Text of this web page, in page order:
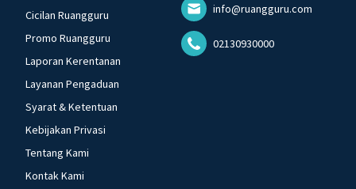
Cicilan Ruangguru
Promo Ruangguru
Laporan Kerentanan
Layanan Pengaduan
Syarat & Ketentuan
Kebijakan Privasi
Tentang Kami
Kontak Kami
info@ruangguru.com
02130930000